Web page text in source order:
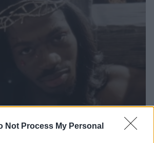
Not Process My Personal